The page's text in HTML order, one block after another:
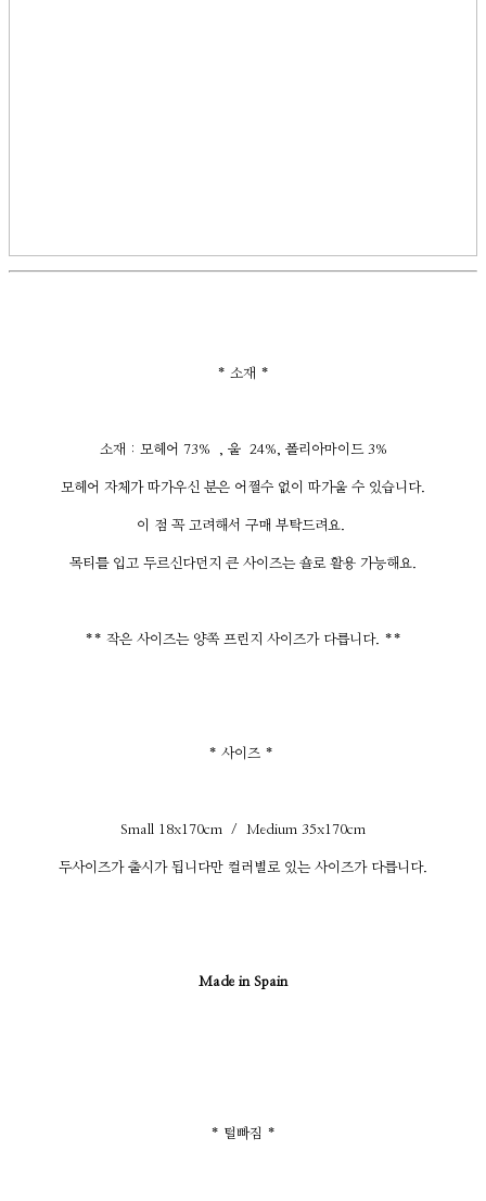
* 소재 *
소재 : 모헤어 73% , 울 24%, 폴리아마이드 3%
모헤어 자체가 따가우신 분은 어쩔수 없이 따가울 수 있습니다.
이 점 꼭 고려해서 구매 부탁드려요.
목티를 입고 두르신다던지 큰 사이즈는 숄로 활용 가능해요.
** 작은 사이즈는 양쪽 프린지 사이즈가 다릅니다. **
* 사이즈 *
Small 18x170cm / Medium 35x170cm
두사이즈가 출시가 됩니다만 컬러별로 있는 사이즈가 다릅니다.
Made in Spain
* 털빠짐 *